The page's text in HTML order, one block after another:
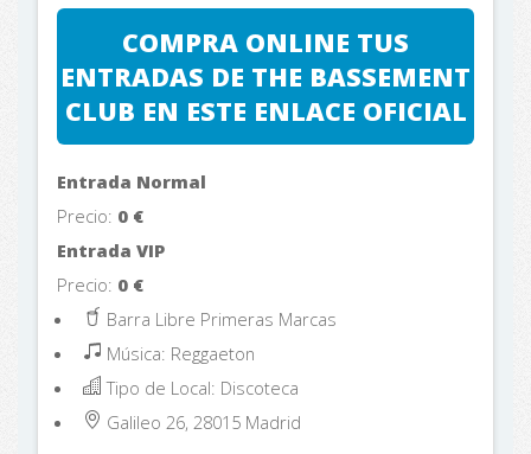
COMPRA ONLINE TUS
ENTRADAS DE THE BASSEMENT
CLUB EN ESTE ENLACE OFICIAL
Entrada Normal
Precio: 0 €
Entrada VIP
Precio: 0 €
Barra Libre Primeras Marcas
Música: Reggaeton
Tipo de Local: Discoteca
Galileo 26, 28015 Madrid